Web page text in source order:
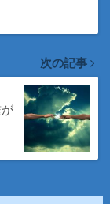
次の記事